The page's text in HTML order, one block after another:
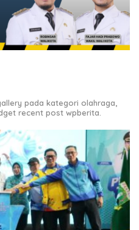
pada kategori olahraga,
recent post wpberita.